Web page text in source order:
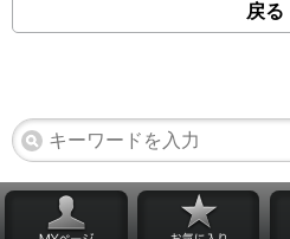
戻る